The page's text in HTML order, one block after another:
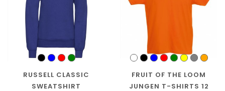
RUSSELL CLASSIC
SWEATSHIRT
FRUIT OF THE LOOM
JUNGEN T-SHIRTS 12